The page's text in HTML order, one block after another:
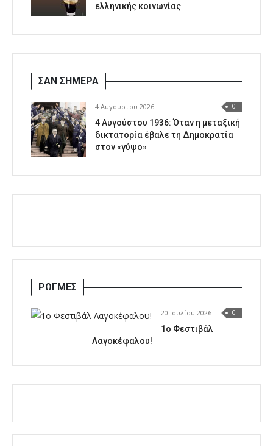
ελληνικής κοινωνίας
ΣΑΝ ΣΗΜΕΡΑ
4 Αυγούστου 2026 0
4 Αυγούστου 1936: Όταν η μεταξική
δικτατορία έβαλε τη Δημοκρατία
στον «γύψο»
ΡΩΓΜΕΣ
20 Ιουλίου 2026 0
1o Φεστιβάλ
Λαγοκέφαλου!